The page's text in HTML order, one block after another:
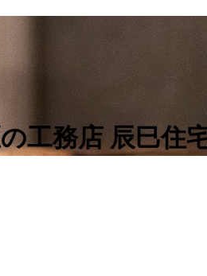
工務店 辰巳住